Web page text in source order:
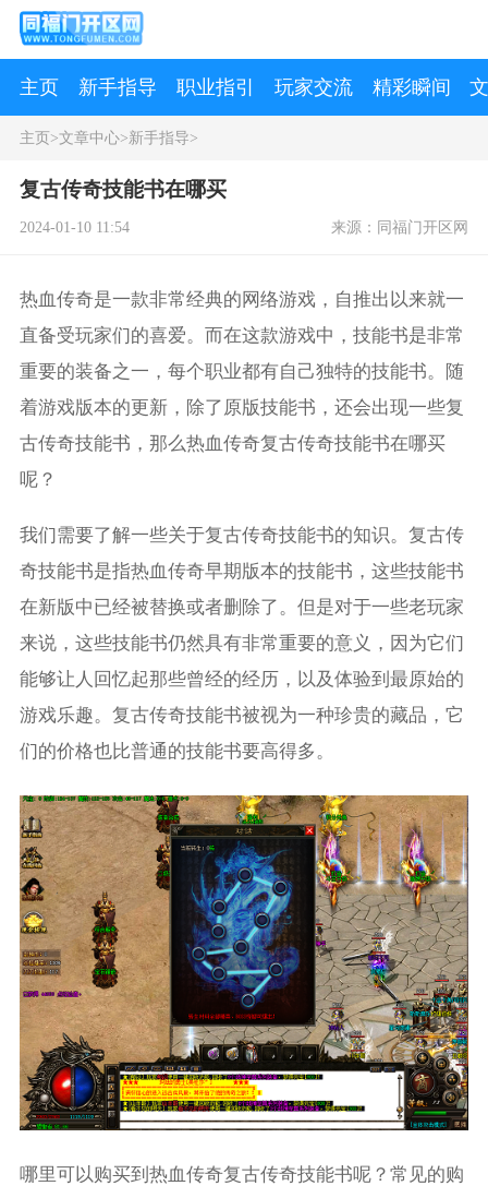
主页 新手指导 职业指引 玩家交流 精彩瞬间
主页>文章中心>新手指导>
复古传奇技能书在哪买
2024-01-10 11:54 来源：同福门开区网
热血传奇是一款非常经典的网络游戏，自推出以来就一
直备受玩家们的喜爱。而在这款游戏中，技能书是非常
重要的装备之一，每个职业都有自己独特的技能书。随
着游戏版本的更新，除了原版技能书，还会出现一些复
古传奇技能书，那么热血传奇复古传奇技能书在哪买
呢？
我们需要了解一些关于复古传奇技能书的知识。复古传
奇技能书是指热血传奇早期版本的技能书，这些技能书
在新版中已经被替换或者删除了。但是对于一些老玩家
来说，这些技能书仍然具有非常重要的意义，因为它们
能够让人回忆起那些曾经的经历，以及体验到最原始的
游戏乐趣。复古传奇技能书被视为一种珍贵的藏品，它
们的价格也比普通的技能书要高得多。
哪里可以购买到热血传奇复古传奇技能书呢？常见的购